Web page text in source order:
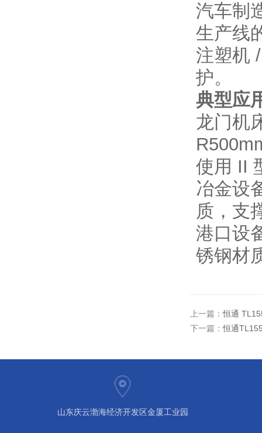
汽车制
生产线
注塑机
护。
典型应
龙门机
使用 II
冶金设
质，支
港口设
锈钢材
上一篇：恒通
下一篇：恒通
山东庆云渤海经济开发区金厦工业园